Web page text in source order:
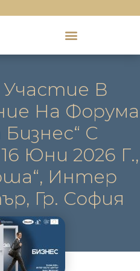
Участие В
На Форума
Бизнес“ С
Юни 2026 Г.,
Интер
Гр. София
май 26, 2026